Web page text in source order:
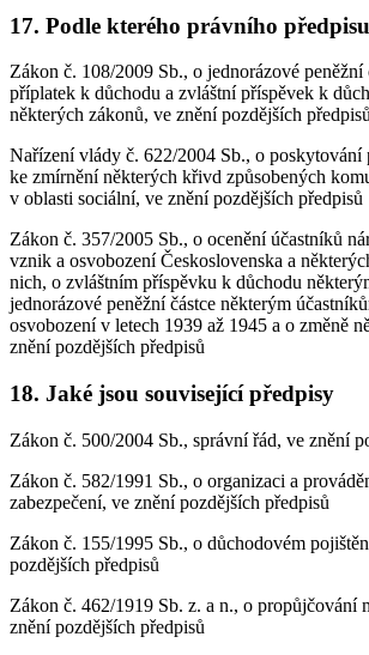
17. Podle kterého právního
Zákon č. 108/2009 Sb., o jednorázové peněžní
příplatek k důchodu a zvláštní příspěvek k
některých zákonů, ve znění pozdějších předpisů
Nařízení vlády č. 622/2004 Sb., o poskytování
ke zmírnění některých křivd způsobených
v oblasti sociální, ve znění pozdějších předpisů
Zákon č. 357/2005 Sb., o ocenění účastníků
vznik a osvobození Československa a
nich, o zvláštním příspěvku k důchodu
jednorázové peněžní částce některým
osvobození v letech 1939 až 1945 a o změně
znění pozdějších předpisů
18. Jaké jsou související předpisy
Zákon č. 500/2004 Sb., správní řád, ve znění
Zákon č. 582/1991 Sb., o organizaci a
zabezpečení, ve znění pozdějších předpisů
Zákon č. 155/1995 Sb., o důchodovém
pozdějších předpisů
Zákon č. 462/1919 Sb. z. a n., o propůjčování
znění pozdějších předpisů